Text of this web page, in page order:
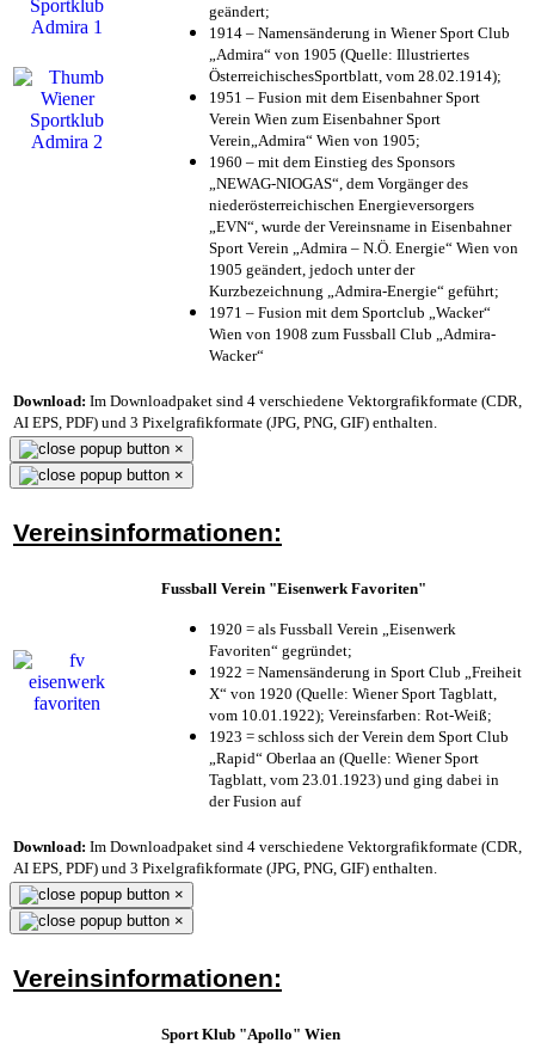
geändert;
1914 – Namensänderung in Wiener Sport Club
„Admira“ von 1905 (Quelle: Illustriertes
ÖsterreichischesSportblatt, vom 28.02.1914);
1951 – Fusion mit dem Eisenbahner Sport
Verein Wien zum Eisenbahner Sport
Verein„Admira“ Wien von 1905;
1960 – mit dem Einstieg des Sponsors
„NEWAG-NIOGAS“, dem Vorgänger des
niederösterreichischen Energieversorgers
„EVN“, wurde der Vereinsname in Eisenbahner
Sport Verein „Admira – N.Ö. Energie“ Wien von
1905 geändert, jedoch unter der
Kurzbezeichnung „Admira-Energie“ geführt;
1971 – Fusion mit dem Sportclub „Wacker“
Wien von 1908 zum Fussball Club „Admira-
Wacker“
Download: Im Downloadpaket sind 4 verschiedene Vektorgrafikformate (CDR,
AI EPS, PDF) und 3 Pixelgrafikformate (JPG, PNG, GIF) enthalten.
×
×
Vereinsinformationen:
Fussball Verein "Eisenwerk Favoriten"
1920 = als Fussball Verein „Eisenwerk
Favoriten“ gegründet;
1922 = Namensänderung in Sport Club „Freiheit
X“ von 1920 (Quelle: Wiener Sport Tagblatt,
vom 10.01.1922); Vereinsfarben: Rot-Weiß;
1923 = schloss sich der Verein dem Sport Club
„Rapid“ Oberlaa an (Quelle: Wiener Sport
Tagblatt, vom 23.01.1923) und ging dabei in
der Fusion auf
Download: Im Downloadpaket sind 4 verschiedene Vektorgrafikformate (CDR,
AI EPS, PDF) und 3 Pixelgrafikformate (JPG, PNG, GIF) enthalten.
×
×
Vereinsinformationen:
Sport Klub "Apollo" Wien